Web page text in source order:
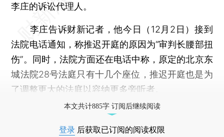
李庄的诉讼代理人。
李庄告诉财新记者，他今日（12月2日）接到
法院电话通知，称推迟开庭的原因为“审判长腰部扭
伤”。同时，法院方面还在电话中称，原定的北京东
城法院28号法庭只有十几个座位，推迟开庭也是为
了调整更大的法庭以容纳更多旁听者。
本文共计885字 订阅后继续阅读
登录 后获取已订阅的阅读权限